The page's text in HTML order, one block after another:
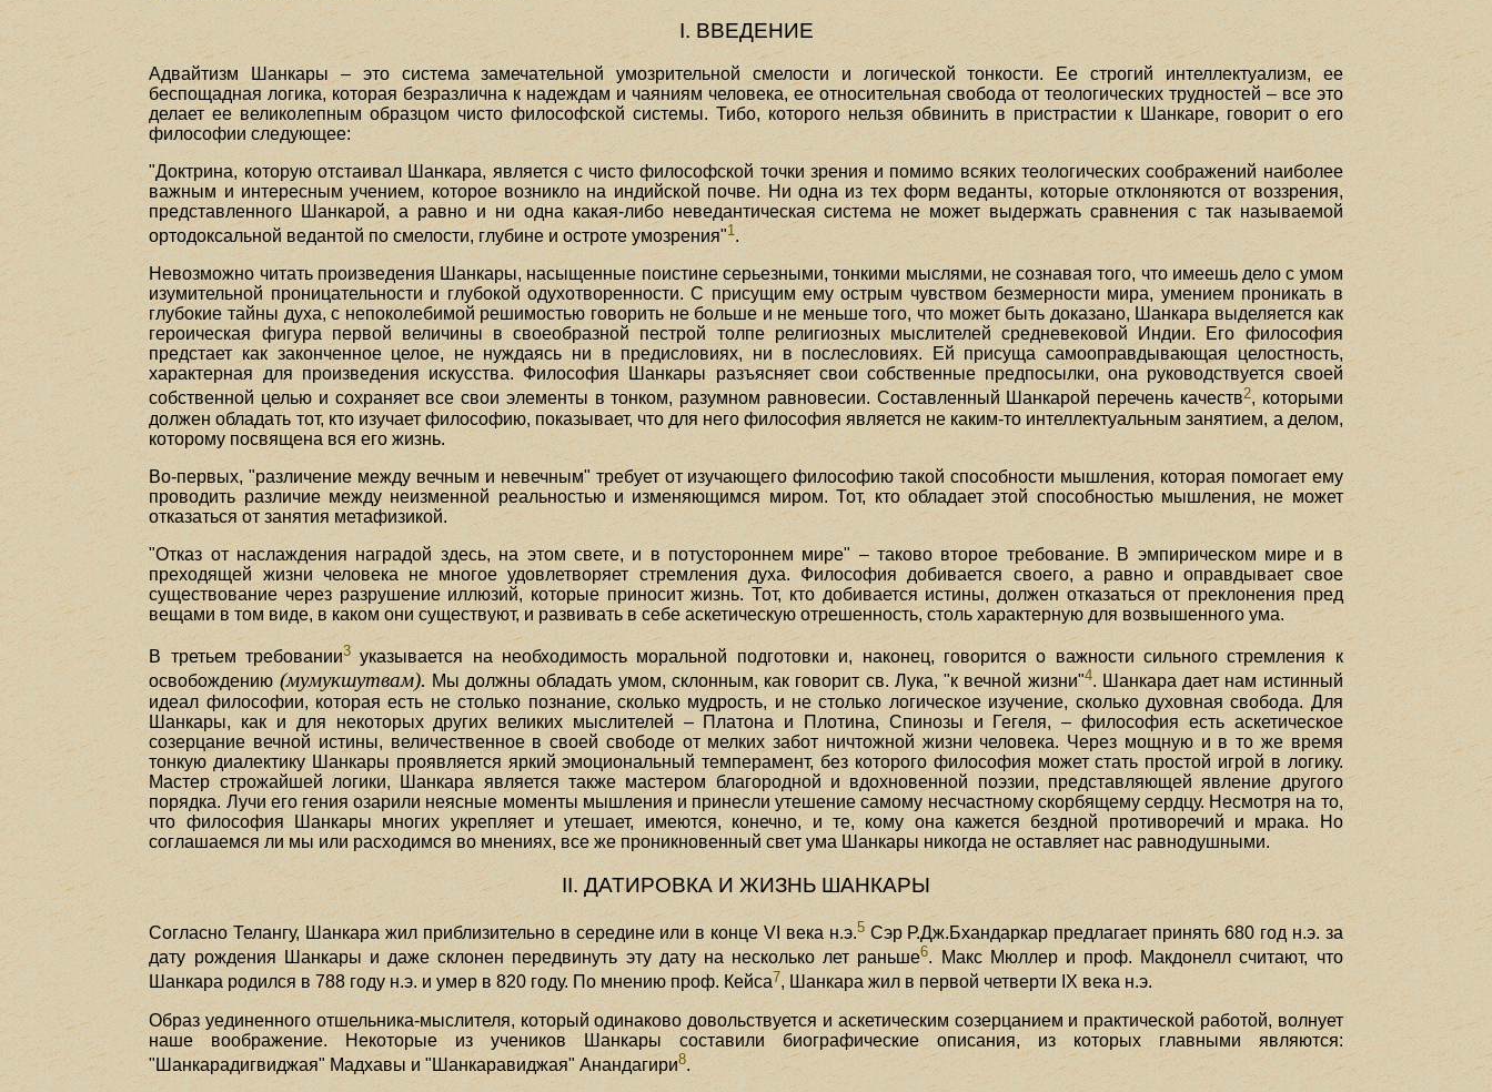
I. ВВЕДЕНИЕ
Адвайтизм Шанкары – это система замечательной умозрительной смелости и логической тонкости. Ее строгий интеллектуализм, ее
беспощадная логика, которая безразлична к надеждам и чаяниям человека, ее относительная свобода от теологических трудностей – все это
делает ее великолепным образцом чисто философской системы. Тибо, которого нельзя обвинить в пристрастии к Шанкаре, говорит о его
философии следующее:
"Доктрина, которую отстаивал Шанкара, является с чисто философской точки зрения и помимо всяких теологических соображений наиболее
важным и интересным учением, которое возникло на индийской почве. Ни одна из тех форм веданты, которые отклоняются от воззрения,
представленного Шанкарой, а равно и ни одна какая-либо неведантическая система не может выдержать сравнения с так называемой
ортодоксальной ведантой по смелости, глубине и остроте умозрения"1.
Невозможно читать произведения Шанкары, насыщенные поистине серьезными, тонкими мыслями, не сознавая того, что имеешь дело с умом
изумительной проницательности и глубокой одухотворенности. С присущим ему острым чувством безмерности мира, умением проникать в
глубокие тайны духа, с непоколебимой решимостью говорить не больше и не меньше того, что может быть доказано, Шанкара выделяется как
героическая фигура первой величины в своеобразной пестрой толпе религиозных мыслителей средневековой Индии. Его философия
предстает как законченное целое, не нуждаясь ни в предисловиях, ни в послесловиях. Ей присуща самооправдывающая целостность,
характерная для произведения искусства. Философия Шанкары разъясняет свои собственные предпосылки, она руководствуется своей
собственной целью и сохраняет все свои элементы в тонком, разумном равновесии. Составленный Шанкарой перечень качеств2, которыми
должен обладать тот, кто изучает философию, показывает, что для него философия является не каким-то интеллектуальным занятием, а делом,
которому посвящена вся его жизнь.
Во-первых, "различение между вечным и невечным" требует от изучающего философию такой способности мышления, которая помогает ему
проводить различие между неизменной реальностью и изменяющимся миром. Тот, кто обладает этой способностью мышления, не может
отказаться от занятия метафизикой.
"Отказ от наслаждения наградой здесь, на этом свете, и в потустороннем мире" – таково второе требование. В эмпирическом мире и в
преходящей жизни человека не многое удовлетворяет стремления духа. Философия добивается своего, а равно и оправдывает свое
существование через разрушение иллюзий, которые приносит жизнь. Тот, кто добивается истины, должен отказаться от преклонения пред
вещами в том виде, в каком они существуют, и развивать в себе аскетическую отрешенность, столь характерную для возвышенного ума.
В третьем требовании3указывается на необходимость моральной подготовки и, наконец, говорится о важности сильного стремления к
освобождению (мумукшутвам). Мы должны обладать умом, склонным, как говорит св. Лука, "к вечной жизни"4. Шанкара дает нам истинный
идеал философии, которая есть не столько познание, сколько мудрость, и не столько логическое изучение, сколько духовная свобода. Для
Шанкары, как и для некоторых других великих мыслителей – Платона и Плотина, Спинозы и Гегеля, – философия есть аскетическое
созерцание вечной истины, величественное в своей свободе от мелких забот ничтожной жизни человека. Через мощную и в то же время
тонкую диалектику Шанкары проявляется яркий эмоциональный темперамент, без которого философия может стать простой игрой в логику.
Мастер строжайшей логики, Шанкара является также мастером благородной и вдохновенной поэзии, представляющей явление другого
порядка. Лучи его гения озарили неясные моменты мышления и принесли утешение самому несчастному скорбящему сердцу. Несмотря на то,
что философия Шанкары многих укрепляет и утешает, имеются, конечно, и те, кому она кажется бездной противоречий и мрака. Но
соглашаемся ли мы или расходимся во мнениях, все же проникновенный свет ума Шанкары никогда не оставляет нас равнодушными.
II. ДАТИРОВКА И ЖИЗНЬ ШАНКАРЫ
Согласно Телангу, Шанкара жил приблизительно в середине или в конце VI века н.э.5Сэр Р.Дж.Бхандаркар предлагает принять 680 год н.э. за
дату рождения Шанкары и даже склонен передвинуть эту дату на несколько лет раньше6. Макс Мюллер и проф. Макдонелл считают, что
Шанкара родился в 788 году н.э. и умер в 820 году. По мнению проф. Кейса7, Шанкара жил в первой четверти IX века н.э.
Образ уединенного отшельника-мыслителя, который одинаково довольствуется и аскетическим созерцанием и практической работой, волнует
наше воображение. Некоторые из учеников Шанкары составили биографические описания, из которых главными являются:
"Шанкарадигвиджая" Мадхавы и "Шанкаравиджая" Анандагири8.